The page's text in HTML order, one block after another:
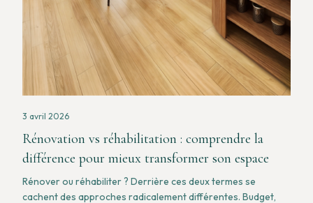
3 avril 2026
Rénovation vs réhabilitation : comprendre la
différence pour mieux transformer son espace
Rénover ou réhabiliter ? Derrière ces deux termes se
cachent des approches radicalement différentes. Budget,